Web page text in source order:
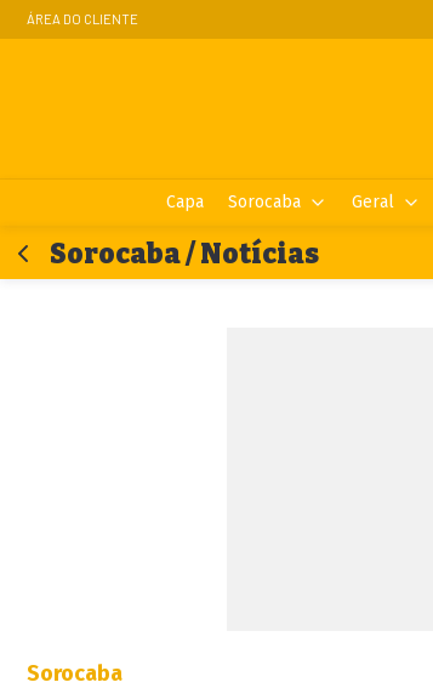
ÁREA DO CLIENTE
Capa Sorocaba Geral
Sorocaba / Notícias
Sorocaba